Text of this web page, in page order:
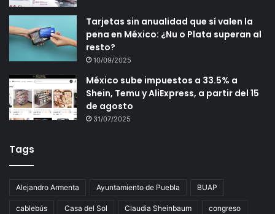
Tarjetas sin anualidad que sí valen la
pena en México: ¿Nu o Plata superan al
resto?
10/09/2025
México sube impuestos a 33.5% a
Shein, Temu y AliExpress, a partir del 15
de agosto
31/07/2025
Tags
Alejandro Armenta Ayuntamiento de Puebla BUAP
cablebús Casa del Sol Claudia Sheinbaum congreso